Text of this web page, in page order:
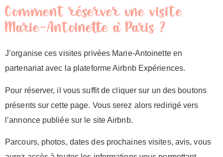
Comment réserver une visite
Marie-Antoinette à Paris ?
J’organise ces visites privées Marie-Antoinette en
partenariat avec la plateforme Airbnb Expériences.
Pour réserver, il vous suffit de cliquer sur un des boutons
présents sur cette page. Vous serez alors redirigé vers
l’annonce publiée sur le site Airbnb.
Parcours, photos, dates des prochaines visites, avis, vous